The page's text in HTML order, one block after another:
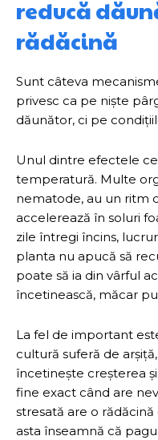
reducă
rădăcină
Sunt câteva
privesc ca pe niște
dăunător, ci pe
Unul dintre efectele
temperatură. Multe
nematode, au un ritm
accelerează în soluri
zile întregi încins,
planta nu apucă să
poate să ia din vârful
încetinească, măcar
La fel de important
cultură suferă de
încetinește creșterea
fine exact când are
stresată are o
asta înseamnă că